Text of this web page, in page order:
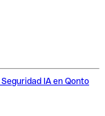
Seguridad IA en Qonto